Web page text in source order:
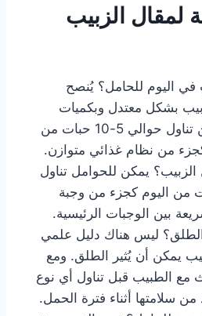
لمقال الزبيب
اليوم للحامل؟ يُنصح
بشكل معتدل وبكميات
صغيرة، حيث يمكن تناول حوالي 5-10 حبات من
من نظام غذائي متوازن.
الزبيب؟ يمكن للحوامل تناول
من اليوم كجزء من وجبة
بين الوجبات الرئيسية.
ليس هناك دليل علمي
يمكن أن يُثير الطلق. ومع
مع الطبيب قبل تناول أي نوع
من سلامتها أثناء فترة الحمل.